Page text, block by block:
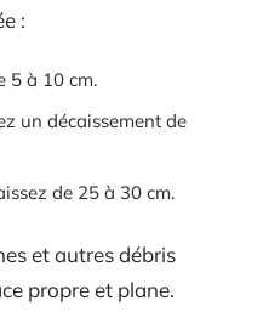
:
5 à 10 cm.
un décaissement de
de 25 à 30 cm.
et autres débris
propre et plane.